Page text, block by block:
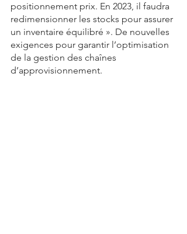
positionnement prix. En 2023, il faudra
redimensionner les stocks pour assurer
un inventaire équilibré ». De nouvelles
exigences pour garantir l’optimisation
de la gestion des chaînes
d’approvisionnement.